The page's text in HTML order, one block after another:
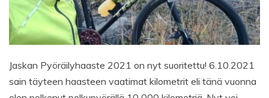
Jaskan Pyöräilyhaaste 2021 on nyt suoritettu! 6.10.2021
sain täyteen haasteen vaatimat kilometrit eli tänä vuonna